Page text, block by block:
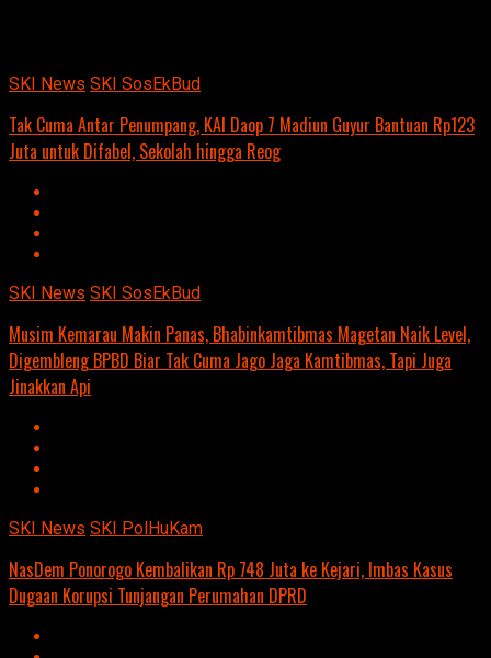
SKI News SKI SosEkBud
Tak Cuma Antar Penumpang, KAI Daop 7 Madiun Guyur Bantuan Rp123
Juta untuk Difabel, Sekolah hingga Reog
SKI News SKI SosEkBud
Musim Kemarau Makin Panas, Bhabinkamtibmas Magetan Naik Level,
Digembleng BPBD Biar Tak Cuma Jago Jaga Kamtibmas, Tapi Juga
Jinakkan Api
SKI News SKI PolHuKam
NasDem Ponorogo Kembalikan Rp 748 Juta ke Kejari, Imbas Kasus
Dugaan Korupsi Tunjangan Perumahan DPRD